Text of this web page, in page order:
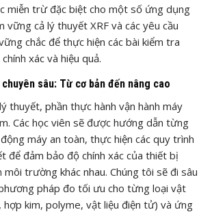
miễn trừ đặc biệt cho một số ứng dụng
vững cả lý thuyết XRF và các yêu cầu
chắc để thực hiện các bài kiểm tra
xác và hiệu quả.
chuyên sâu: Từ cơ bản đến nâng cao
thuyết, phần thực hành vận hành máy
Các học viên sẽ được hướng dẫn từng
máy an toàn, thực hiện các quy trình
để đảm bảo độ chính xác của thiết bị
môi trường khác nhau. Chúng tôi sẽ đi sâu
pháp đo tối ưu cho từng loại vật
hợp kim, polyme, vật liệu điện tử) và ứng